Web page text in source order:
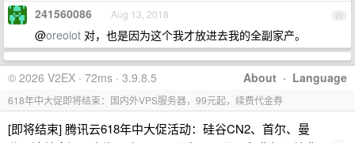
20
241560086 Aug 13, 2018
@oreoiot 对，也是因为这个我才放进去我的全副家产。
About · Language
© 2026 V2EX · 72ms · 3.9.8.5
618年中大促即将结束：国内外VPS服务器，99元起，续费代金券
[即将结束] 腾讯云618年中大促活动：硅谷CN2、首尔、曼